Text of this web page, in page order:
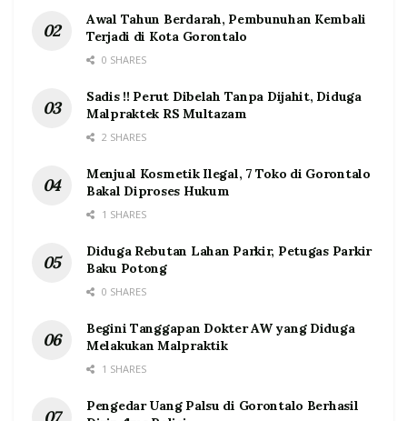
Awal Tahun Berdarah, Pembunuhan Kembali
Terjadi di Kota Gorontalo
0 SHARES
Sadis !! Perut Dibelah Tanpa Dijahit, Diduga
Malpraktek RS Multazam
2 SHARES
Menjual Kosmetik Ilegal, 7 Toko di Gorontalo
Bakal Diproses Hukum
1 SHARES
Diduga Rebutan Lahan Parkir, Petugas Parkir
Baku Potong
0 SHARES
Begini Tanggapan Dokter AW yang Diduga
Melakukan Malpraktik
1 SHARES
Pengedar Uang Palsu di Gorontalo Berhasil